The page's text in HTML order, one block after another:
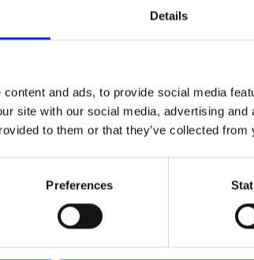
Details
and ads, to provide social media
site with our social media, advertising
to them or that they’ve collected
Preferences
et café de Spikön
jeux Skrotnisse se trouve le port de
Spikön dispose de 30 emplacements
toilettes et buanderie. L’accès à
plusieurs sites touristiques.
que le bureau du port, vous
des sandwiches et des gaufres. Le